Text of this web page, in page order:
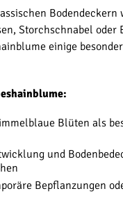
Bodendeckern
Storchschnabel oder
einige
Blüten als
und
Bepflanzungen